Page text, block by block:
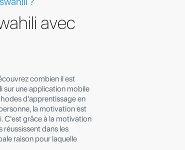
avec
combien il est
sur une application mobile
d'apprentissage en
la motivation est
C'est grâce à la motivation
réussissent dans les
raison pour laquelle